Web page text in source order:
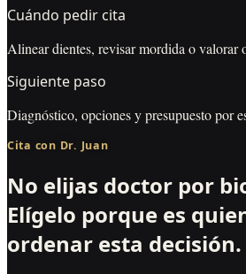
Cuándo pedir cita
Alinear dientes, revisar mordida o valorar
Siguiente paso
Diagnóstico, opciones y presupuesto por
Cita con Dr. Juan
No elijas doctor por
Elígelo porque es
ordenar esta decisión.